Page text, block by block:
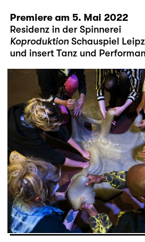
Premiere am 5. Mai 2022
Residenz in der Spinnerei
Koproduktion Schauspiel
und insert Tanz und